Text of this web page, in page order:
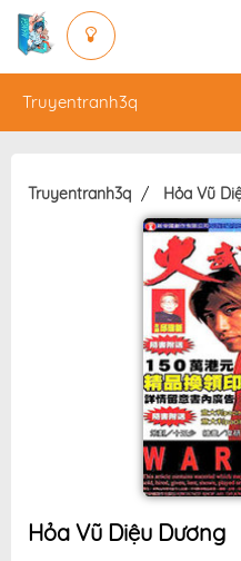
Truyentranh3q
Truyentranh3q Hỏa Vũ
Hỏa Vũ Diệu Dương